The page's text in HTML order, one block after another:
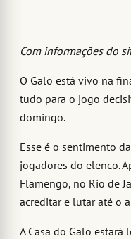
Com informações do
O Galo está vivo na
tudo para o jogo
domingo.
Esse é o sentimento
jogadores do elenco.
Flamengo, no Rio de
acreditar e lutar até o
A Casa do Galo